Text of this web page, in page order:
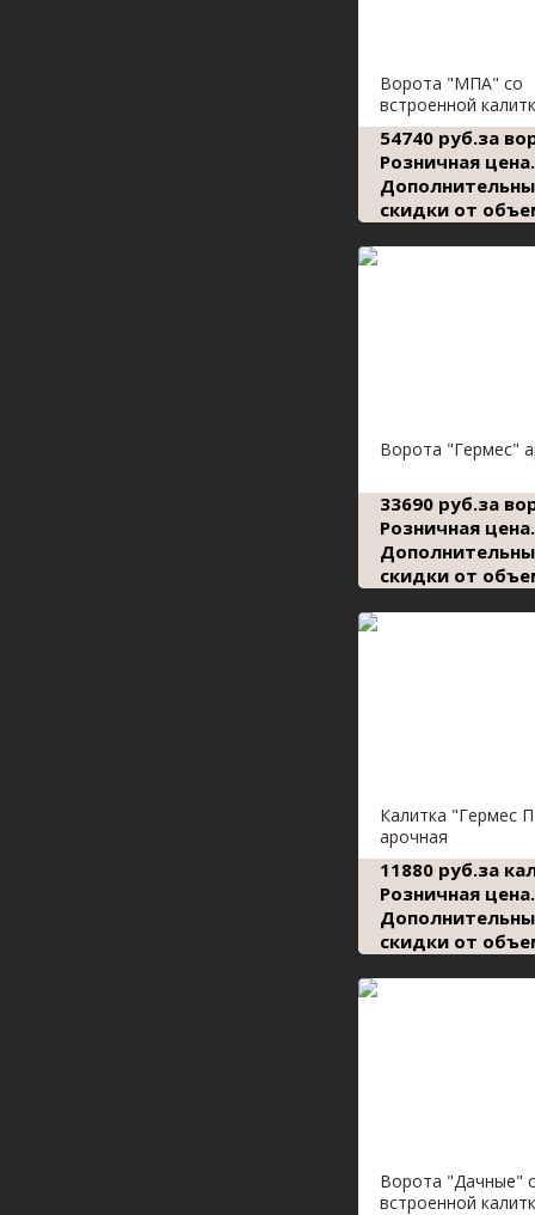
Ворота "МПА" со
встроенной
54740 руб.за
Розничная цена.
скидки от
Ворота "Гермес"
33690 руб.за
Розничная цена.
скидки от
Калитка "Гермес
арочная
11880 руб.за
Розничная цена.
скидки от
Ворота "Дачные"
встроенной